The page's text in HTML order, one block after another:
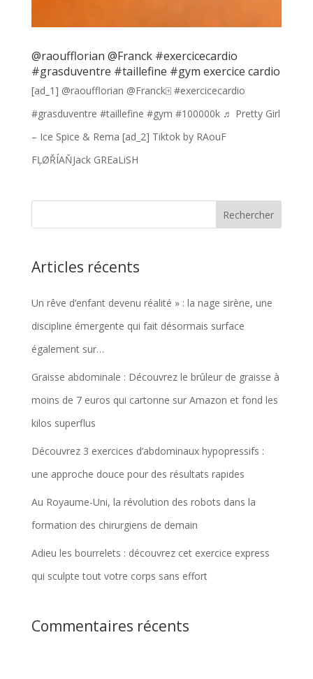
@raoufflorian @Franck #exercicecardio
#grasduventre #taillefine #gym exercice cardio
[ad_1] @raoufflorian @Franck🀄️ #exercicecardio
#grasduventre #taillefine #gym #100000k ♬ Pretty Girl
– Ice Spice & Rema [ad_2] Tiktok by RAouF
FĻØŘÍAŇJack GREaLiSH
Articles récents
Un rêve d’enfant devenu réalité » : la nage sirène, une
discipline émergente qui fait désormais surface
également sur…
Graisse abdominale : Découvrez le brûleur de graisse à
moins de 7 euros qui cartonne sur Amazon et fond les
kilos superflus
Découvrez 3 exercices d’abdominaux hypopressifs :
une approche douce pour des résultats rapides
Au Royaume-Uni, la révolution des robots dans la
formation des chirurgiens de demain
Adieu les bourrelets : découvrez cet exercice express
qui sculpte tout votre corps sans effort
Commentaires récents